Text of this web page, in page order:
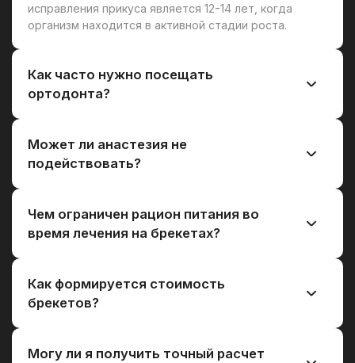
исправления прикуса является 12-14 лет, когда
организм находится в активной стадии роста.
Как часто нужно посещать
ортодонта?
Может ли анастезия не
подействовать?
Чем ограничен рацион питания во
время лечения на брекетах?
Как формируется стоимость
брекетов?
Могу ли я получить точный расчет